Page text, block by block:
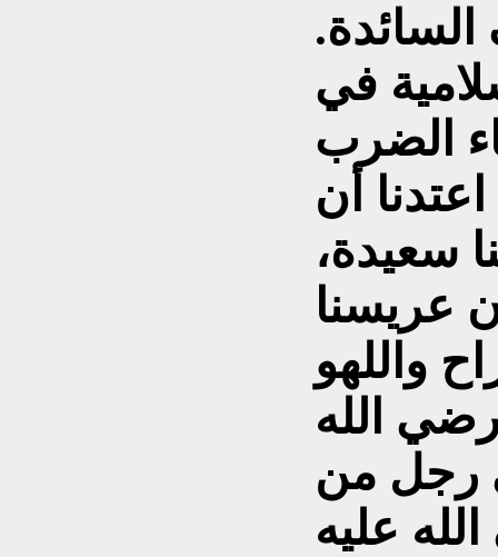
في
الضرب
أن
سعيدة،
عريسنا
واللهو
الله
رجل من
عليه